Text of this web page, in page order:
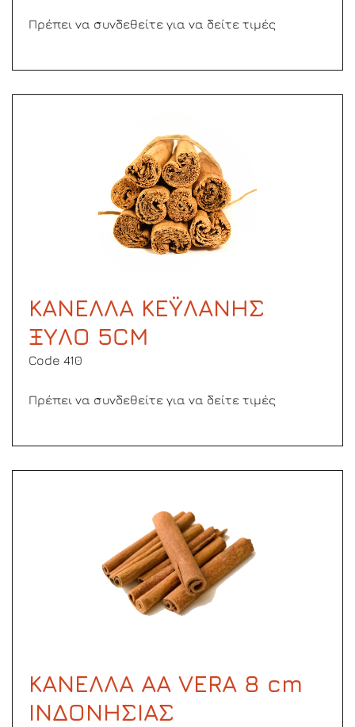
Πρέπει να συνδεθείτε για να δείτε τιμές
ΚΑΝΕΛΛΑ ΚΕΫΛΑΝΗΣ
ΞΥΛΟ 5CM
Code 410
Πρέπει να συνδεθείτε για να δείτε τιμές
ΚΑΝΕΛΛΑ ΑΑ VERA 8 cm
ΙΝΔΟΝΗΣΙΑΣ